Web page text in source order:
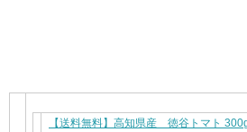
【送料無料】高知県産 徳谷トマト